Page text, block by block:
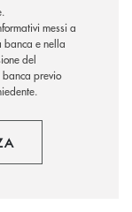
messi a
banca e nella
del
previo